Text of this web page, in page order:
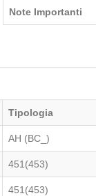
Note Importanti
Tipologia
AH (BC_)
451(453)
451(453)